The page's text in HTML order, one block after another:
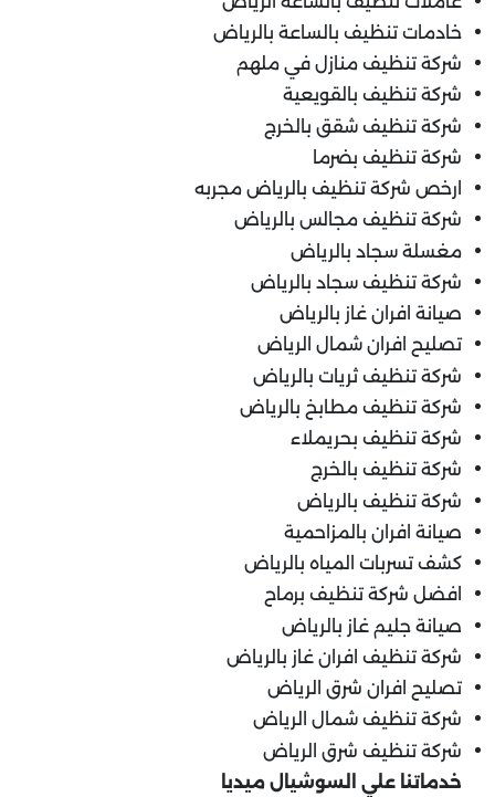
خادمات تنظيف بالساعة بالرياض
شركة تنظيف منازل في ملهم
شركة تنظيف بالقويعية
شركة تنظيف شقق بالخرج
شركة تنظيف بضرما
ارخص شركة تنظيف بالرياض مجربه
شركة تنظيف مجالس بالرياض
مغسلة سجاد بالرياض
شركة تنظيف سجاد بالرياض
صيانة افران غاز بالرياض
تصليح افران شمال الرياض
شركة تنظيف ثريات بالرياض
شركة تنظيف مطابخ بالرياض
شركة تنظيف بحريملاء
شركة تنظيف بالخرج
شركة تنظيف بالرياض
صيانة افران بالمزاحمية
كشف تسربات المياه بالرياض
افضل شركة تنظيف برماح
صيانة جليم غاز بالرياض
شركة تنظيف افران غاز بالرياض
تصليح افران شرق الرياض
شركة تنظيف شمال الرياض
شركة تنظيف شرق الرياض
خدماتنا علي السوشيال ميديا